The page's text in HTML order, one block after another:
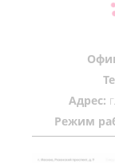
Адрес:
Режим